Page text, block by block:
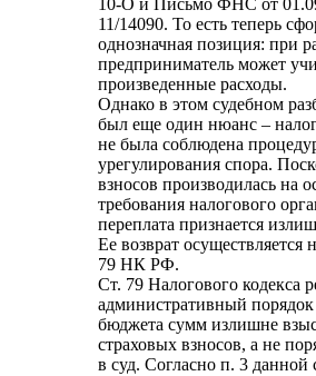
11/14090. То есть теперь
однозначная позиция: при
предприниматель может
произведенные расходы.
Однако в этом судебном
был еще один нюанс –
не была соблюдена
урегулирования спора.
взносов производилась на
требования налогового
переплата признается
Ее возврат осуществляется
79 НК РФ.
Ст. 79 Налогового кодекса
административный порядок
бюджета сумм излишне
страховых взносов, а не
в суд. Согласно п. 3 данной